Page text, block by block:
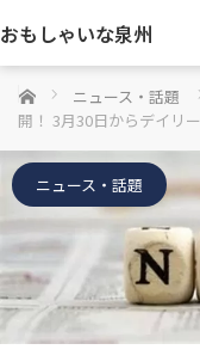
おもしゃいな泉州
ホーム ニュース・話題
開！ 3月30日からデイリ
ニュース・話題